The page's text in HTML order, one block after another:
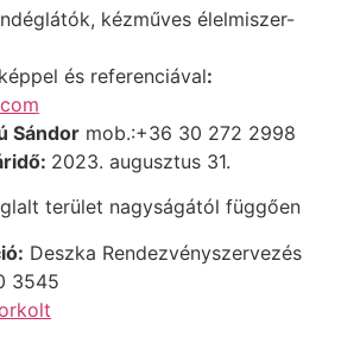
kézműves élelmiszer-
és referenciával:
Sándor mob.:+36 30 272 2998
2023. augusztus 31.
terület nagyságától függően
Deszka Rendezvényszervezés
3545